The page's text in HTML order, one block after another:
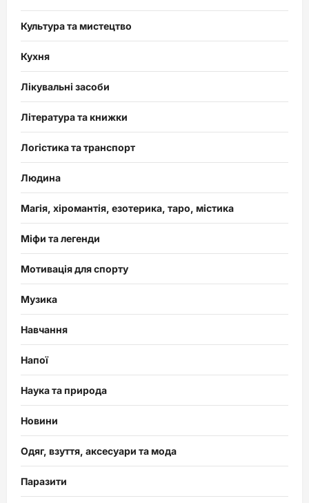
Культура та мистецтво
Кухня
Лікувальні засоби
Література та книжки
Логістика та транспорт
Людина
Магія, хіромантія, езотерика, таро, містика
Міфи та легенди
Мотивація для спорту
Музика
Навчання
Напої
Наука та природа
Новини
Одяг, взуття, аксесуари та мода
Паразити